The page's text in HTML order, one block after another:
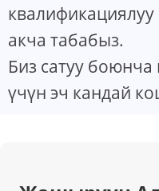
акча табабыз.
Биз сатуу боюнча
үчүн эч кандай